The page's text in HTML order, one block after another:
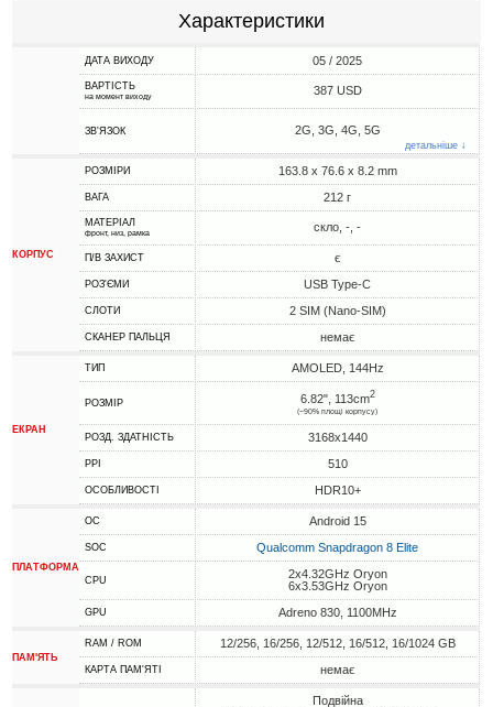
Характеристики
ДАТА ВИХОДУ 05 / 2025
ВАРТІСТЬ
на момент виходу 387 USD
ЗВ'ЯЗОК 2G, 3G, 4G, 5G
детальніше ↓
КОРПУС
РОЗМІРИ 163.8 x 76.6 x 8.2 mm
ВАГА 212 г
МАТЕРІАЛ
фронт, низ, рамка скло, -, -
П/В ЗАХИСТ є
РОЗ'ЄМИ USB Type-C
СЛОТИ 2 SIM (Nano-SIM)
СКАНЕР ПАЛЬЦЯ немає
ЕКРАН
ТИП AMOLED, 144Hz
РОЗМІР 6.82", 113cm2
(~90% площі корпусу)
РОЗД. ЗДАТНІСТЬ 3168x1440
PPI 510
ОСОБЛИВОСТІ HDR10+
ПЛАТФОРМА
ОС Android 15
SOC Qualcomm Snapdragon 8 Elite
CPU
2x4.32GHz Oryon
6x3.53GHz Oryon
GPU Adreno 830, 1100MHz
ПАМ'ЯТЬ
RAM / ROM 12/256, 16/256, 12/512, 16/512, 16/1024 GB
КАРТА ПАМ'ЯТІ немає
Подвійна